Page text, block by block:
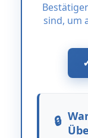
sind, um